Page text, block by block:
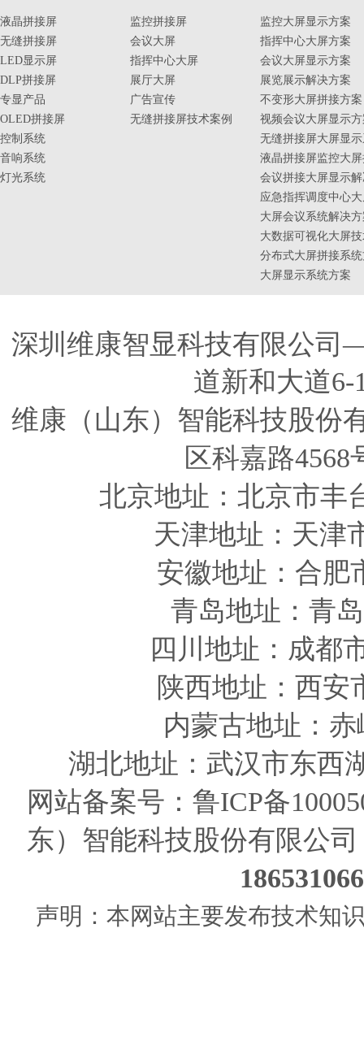
液晶拼接屏
无缝拼接屏
LED显示屏
DLP拼接屏
专显产品
OLED拼接屏
控制系统
音响系统
灯光系统
监控拼接屏
会议大屏
指挥中心大屏
展厅大屏
广告宣传
无缝拼接屏技术案例
监控大屏显示方案
指挥中心大屏方案
会议大屏显示方案
展览展示解决方案
不变形大屏拼接方案
视频会议大屏显示
无缝拼接屏大屏显
液晶拼接屏监控大
会议拼接大屏显示
应急指挥调度中心
大屏会议系统解决
大数据可视化大屏
分布式大屏拼接系
大屏显示系统方案
深圳维康智显科技有限公
道新和大道6-
维康（山东）智能科技股
区科嘉路
北京地址：北京市丰
天津地址 ：天津
安徽地址 ：合
青岛地址 ：青
四川 地址 ：成都
陕西地址 ：西
内蒙古地址：
湖北地址：武汉市东西
网站备案号： 鲁ICP备
东）智能科技股份有限公司
声明：本网站主要发布技术知